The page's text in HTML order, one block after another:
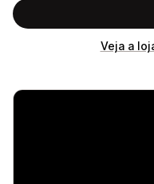
Veja a